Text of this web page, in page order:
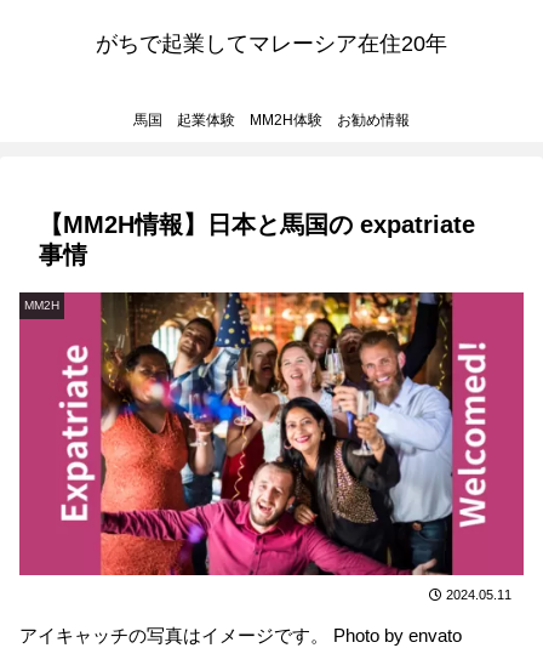
がちで起業してマレーシア在住20年
馬国 起業体験 MM2H体験 お勧め情報
【MM2H情報】日本と馬国の expatriate
事情
MM2H
2024.05.11
アイキャッチの写真はイメージです。 Photo by envato